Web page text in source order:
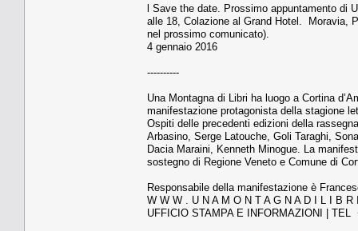
l Save the date. Prossimo appuntamento di
alle 18, Colazione al Grand Hotel. Moravia,
nel prossimo comunicato).
4 gennaio 2016
----------
Una Montagna di Libri ha luogo a Cortina
manifestazione protagonista della stagione
Ospiti delle precedenti edizioni della
Arbasino, Serge Latouche, Goli Taraghi,
Dacia Maraini, Kenneth Minogue. La
sostegno di Regione Veneto e Comune di
Responsabile della manifestazione è
W W W . U N A M O N T A G N A D I L I B R
UFFICIO STAMPA E INFORMAZIONI | TEL